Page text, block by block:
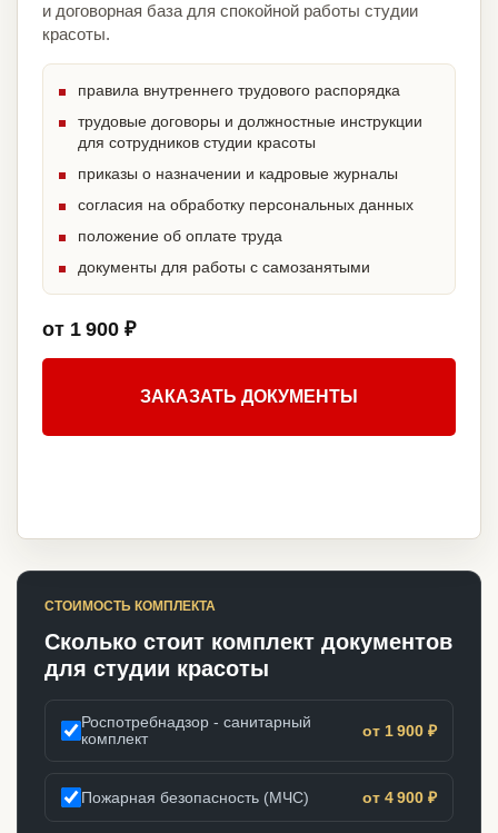
и договорная база для спокойной работы студии
красоты.
правила внутреннего трудового распорядка
трудовые договоры и должностные инструкции
для сотрудников студии красоты
приказы о назначении и кадровые журналы
согласия на обработку персональных данных
положение об оплате труда
документы для работы с самозанятыми
от 1 900 ₽
ЗАКАЗАТЬ ДОКУМЕНТЫ
СТОИМОСТЬ КОМПЛЕКТА
Сколько стоит комплект документов
для студии красоты
Роспотребнадзор - санитарный
комплект
от 1 900 ₽
Пожарная безопасность (МЧС) от 4 900 ₽